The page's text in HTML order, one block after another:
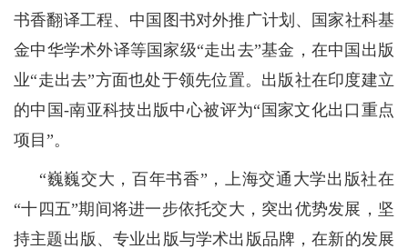
书香翻译工程、中国图书对外推广计划、国家社科基
金中华学术外译等国家级“走出去”基金，在中国出版
业“走出去”方面也处于领先位置。出版社在印度建立
的中国-南亚科技出版中心被评为“国家文化出口重点
项目”。
“巍巍交大，百年书香”，上海交通大学出版社在
“十四五”期间将进一步依托交大，突出优势发展，坚
持主题出版、专业出版与学术出版品牌，在新的发展